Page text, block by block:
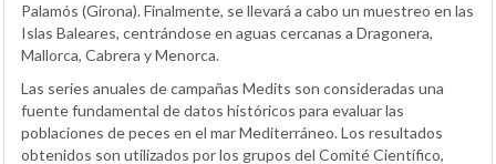
Palamós (Girona). Finalmente, se llevará a cabo un muestreo en las
Islas Baleares, centrándose en aguas cercanas a Dragonera,
Mallorca, Cabrera y Menorca.
Las series anuales de campañas Medits son consideradas una
fuente fundamental de datos históricos para evaluar las
poblaciones de peces en el mar Mediterráneo. Los resultados
obtenidos son utilizados por los grupos del Comité Científico,